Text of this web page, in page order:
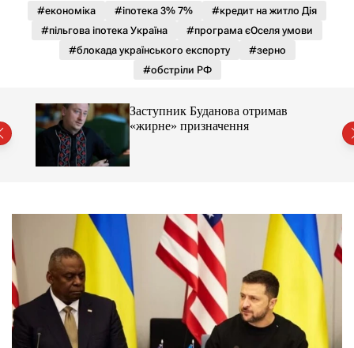
м
к
а
ь
р
у
#економіка #іпотека 3% 7%
#кредит на житло Дія
#пільгова іпотека Україна
#програма єОселя умови
#блокада українського експорту
#зерно
#обстріли РФ
Заступник Буданова отримав
«жирне» призначення